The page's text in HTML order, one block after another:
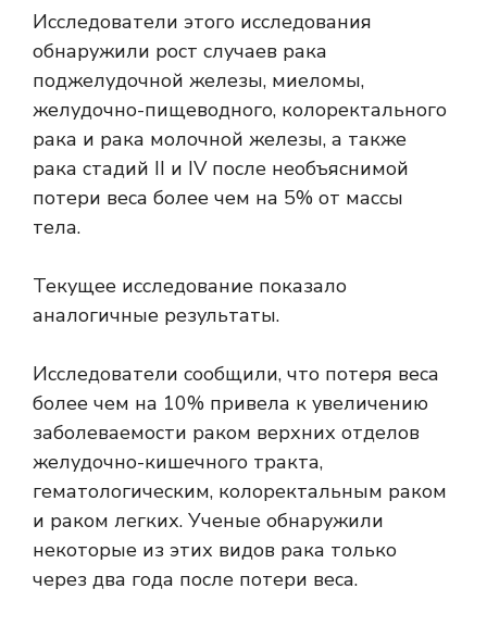
Исследователи этого исследования
обнаружили рост случаев рака
поджелудочной железы, миеломы,
желудочно-пищеводного, колоректального
рака и рака молочной железы, а также
рака стадий II и IV после необъяснимой
потери веса более чем на 5% от массы
тела.
Текущее исследование показало
аналогичные результаты.
Исследователи сообщили, что потеря веса
более чем на 10% привела к увеличению
заболеваемости раком верхних отделов
желудочно-кишечного тракта,
гематологическим, колоректальным раком
и раком легких. Ученые обнаружили
некоторые из этих видов рака только
через два года после потери веса.